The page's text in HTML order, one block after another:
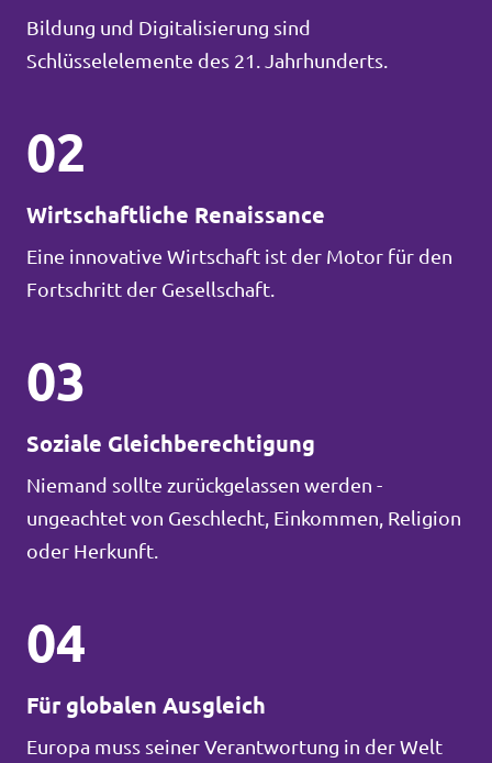
Bildung und Digitalisierung sind
Schlüsselelemente des 21. Jahrhunderts.
02
Wirtschaftliche Renaissance
Eine innovative Wirtschaft ist der Motor für den
Fortschritt der Gesellschaft.
03
Soziale Gleichberechtigung
Niemand sollte zurückgelassen werden -
ungeachtet von Geschlecht, Einkommen, Religion
oder Herkunft.
04
Für globalen Ausgleich
Europa muss seiner Verantwortung in der Welt